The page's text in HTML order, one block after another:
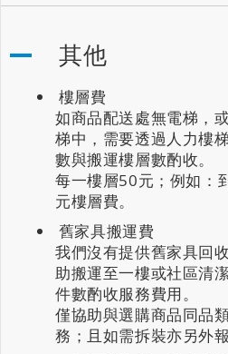
其他
樓層費
如商品配送處無電梯，
梯中，需要透過人力樓
數與搬運樓層數酌收。
每一樓層50元；例如：
元樓層費。
舊家具搬運費
我們沒有提供舊家具回
助搬運至一樓或社區清
件數酌收服務費用。
僅協助與選購商品同品
務；且如需拆裝亦另外報